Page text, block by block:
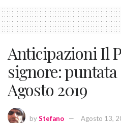
Anticipazioni Il
signore:
Agosto 2019
byStefano Agosto 13,